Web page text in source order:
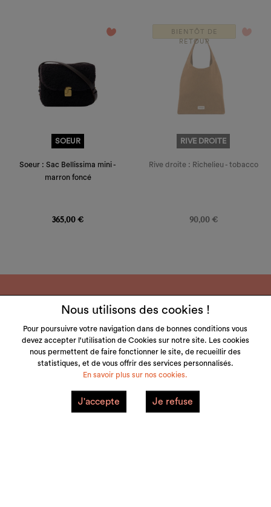
favorite_border
SOEUR
Soeur : Sac Bellissima mini -
marron foncé
365,00 €
BIENTÔT DE
RETOUR
favorite_border
RIVE DROITE
Rive droite : Richelieu - tobacco
90,00 €
LITTLE & TALL
SERVICE CLIENT
NOS MARQUES
Nous utilisons des cookies !
Pour poursuivre votre navigation dans de bonnes conditions vous
devez accepter l'utilisation de Cookies sur notre site. Les cookies
nous permettent de faire fonctionner le site, de recueillir des
statistiques, et de vous offrir des services personnalisés.
En savoir plus sur nos cookies.
J'accepte Je refuse